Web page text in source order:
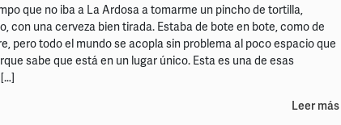
que no iba a La Ardosa a tomarme un pincho de tortilla,
con una cerveza bien tirada. Estaba de bote en bote, como de
pero todo el mundo se acopla sin problema al poco espacio que
sabe que está en un lugar único. Esta es una de esas
Leer más